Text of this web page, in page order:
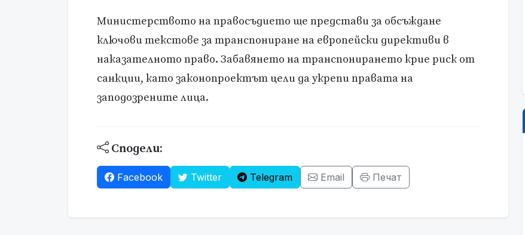
Министерството на правосъдието ще представи за обсъждане
ключови текстове за транспониране на европейски директиви в
наказателното право. Забавянето на транспонирането крие риск от
санкции, като законопроектът цели да укрепи правата на
заподозрените лица.
Сподели:
Facebook Twitter Telegram Email Печат